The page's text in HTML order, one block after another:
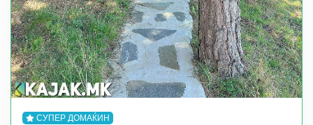
СУПЕР ДОМАЌИН